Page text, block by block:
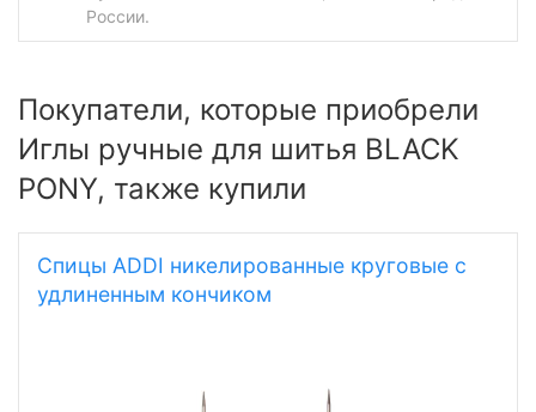
России.
Покупатели, которые приобрели
Иглы ручные для шитья BLACK
PONY, также купили
Спицы ADDI никелированные круговые с
удлиненным кончиком